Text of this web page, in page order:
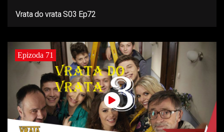
Vrata do vrata S03 Ep72
Epizoda 71